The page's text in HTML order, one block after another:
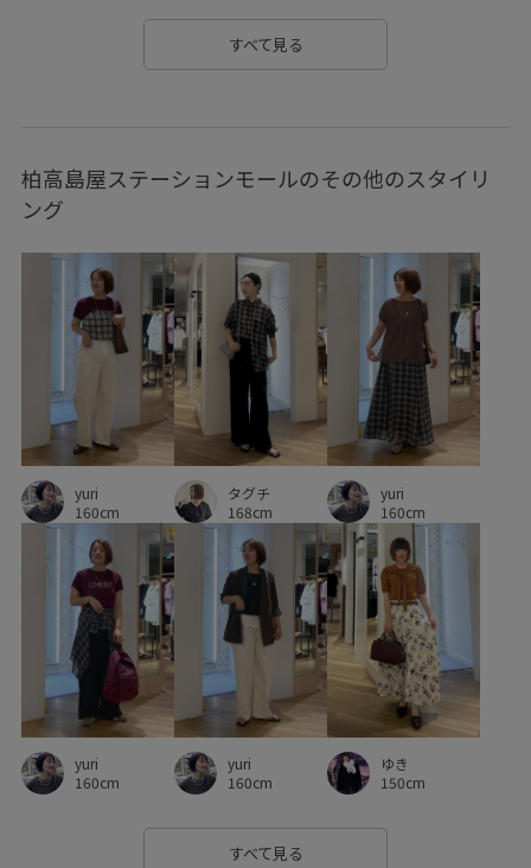
シャツ
スッキリ ストラップ セットアップ対象商品
ソックス
トレンド感 ナイロン ニット ニット素材 ハリ感
フェイクレザー フレンチスリーブ フロントボタン
ベルト ベーシック ベーシックカラー ポリエステル
ポリエステル100% ミニマル ロング丈 ワイドパンツ
ヴィンテージ ヴィンテージ感 上品 伸縮性
低身長向け 光沢感 冷んやり 差し色 快適
快適な着心地 抜け感 接触冷感 春先 楽ちん
機能素材 毛玉になりにくい 清涼感 滑らかな肌触り
滑らかな質感 着回しやすい 着脱しやすい
美シルエット 肌見せ 肌触りが良い 花柄 華やか
落ち着いた色 薄手 軽やかな素材感
金ボタン 高見え
すべて見る
柏高島屋ステーションモールのその他のスタイリ
ング
yuri
160cm
タグチ
168cm
yuri
160cm
yuri
160cm
yuri
160cm
ゆき
150cm
すべて見る